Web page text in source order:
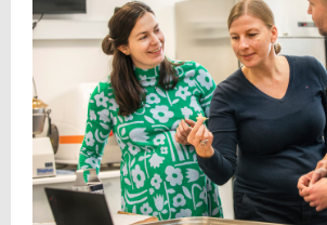
Simon Hvid
Sektionsleder
Fødevareteknologi
+45 72 20 35 58
Send e-mail
LinkedIn
Skriv til mig